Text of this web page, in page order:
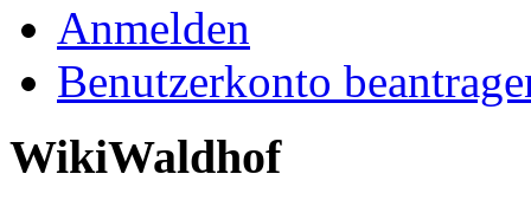
Anmelden
Benutzerkonto
WikiWaldhof